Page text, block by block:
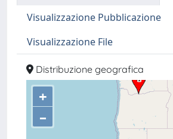
Visualizzazione Pubblicazione
Visualizzazione File
Distribuzione geografica
+
–